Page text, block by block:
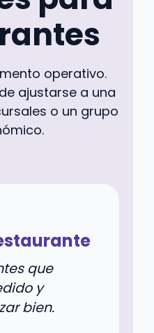
operativo.
ajustarse a una
o un grupo
que
y
bien.